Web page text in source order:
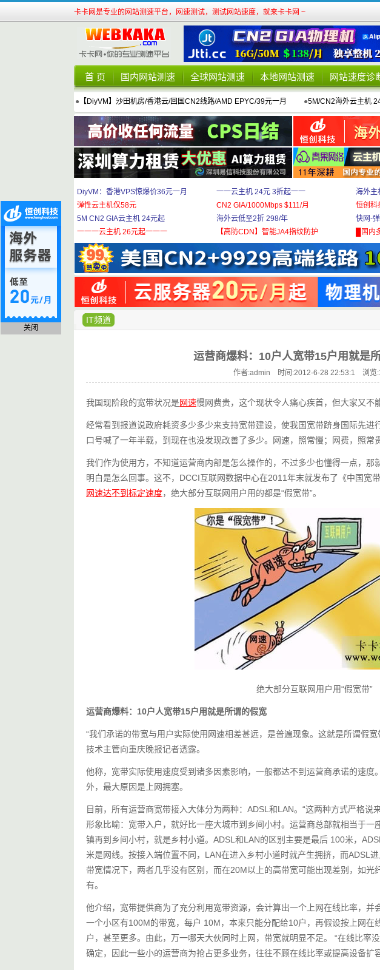
卡卡网是专业的网站测速平台，网速测试，测试网站速度，就来卡卡网 ~
首 页 国内网站测速 全球网站测速 本地网站测速 网站速度诊
● 【DiyVM】沙田机房/香港云/回国CN2线路/AMD EPYC/39元一月 ●5M/CN2海外云主机
DiyVM：香港VPS惊爆价36元一月
弹性云主机仅58元
5M CN2 GIA云主机 24元起
一一一云主机 26元起一一一
一一云主机 24元 3折起一一
CN2 GIA/1000Mbps $111/月
海外云低至2折 298/年
【高防CDN】智能JA4指纹防护
海外主
恒创科
快网-
█国内
IT频道
运营商爆料：10户人宽带15户用就是
作者:admin 时间:2012-6-28 22:53:1 浏览:
我国现阶段的宽带状况是网速慢网费贵，这个现状令人痛心疾首，但大家又不
经常看到报道说政府耗资多少多少来支持宽带建设，使我国宽带跻身国际先进
口号喊了一年半载，到现在也没发现改善了多少。网速，照常慢；网费，照常贵
我们作为使用方，不知道运营商内部是怎么操作的，不过多少也懂得一点，那
明白是怎么回事。这不，DCCI互联网数据中心在2011年末就发布了《中国宽
网速达不到标定速度，绝大部分互联网用户用的都是“假宽带”。
绝大部分互联网用户用“假宽带”
运营商爆料：10户人宽带15户用就是所谓的假宽
“我们承诺的带宽与用户实际使用网速相差甚远，是普遍现象。这就是所谓假
技术主管向重庆晚报记者透露。
他称，宽带实际使用速度受到诸多因素影响，一般都达不到运营商承诺的速度
外，最大原因是上网拥塞。
目前，所有运营商宽带接入大体分为两种：ADSL和LAN。“这两种方式严格说
形象比喻：宽带入户，就好比一座大城市到乡间小村。运营商总部就相当于一
镇再到乡间小村，就是乡村小道。ADSL和LAN的区别主要是最后 100米，
米是网线。按接入端位置不同，LAN在进入乡村小道时就产生拥挤，而ADSL
带宽情况下，两者几乎没有区别，而在20M以上的高带宽可能出现差别，如光
有。
他介绍，宽带提供商为了充分利用宽带资源，会计算出一个上网在线比率，并
一个小区有100M的带宽，每户 10M，本来只能分配给10户，再假设按上网在
户，甚至更多。由此，万一哪天大伙同时上网，带宽就明显不足。 “在线比率
确定，因此一些小的运营商为抢占更多业务，往往不顾在线比率或提高设备扩
关闭